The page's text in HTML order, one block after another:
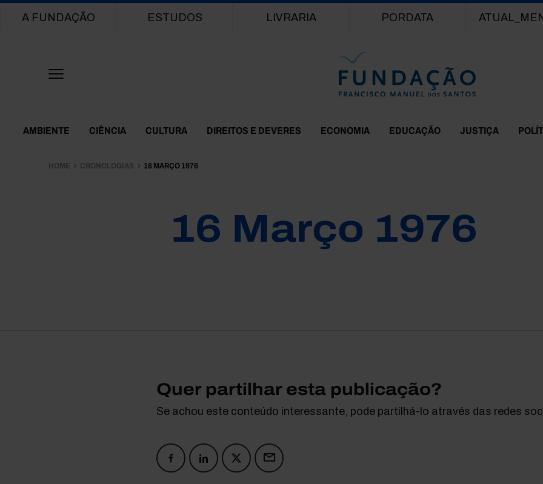
Main navigation
A FUNDAÇÃO ESTUDOS LIVRARIA PORDATA
Themes Menu
AMBIENTE CIÊNCIA CULTURA DIREITOS E DEVERES ECONOMIA EDUCAÇÃO JUSTIÇA
HOME CRONOLOGIAS 16 MARÇO 1976
16 Março 1976
Quer partilhar esta publicação?
Se achou este conteúdo interessante, pode partilhá-lo através das redes